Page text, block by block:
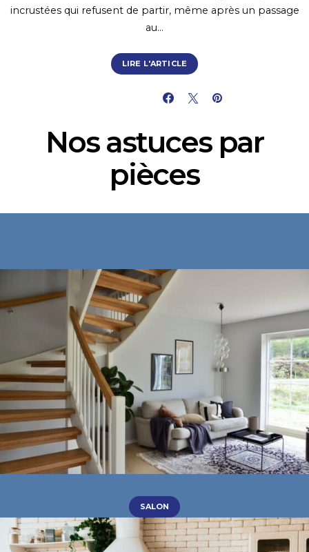
incrustées qui refusent de partir, même après un passage
au…
LIRE L'ARTICLE
Nos astuces par
pièces
SALON